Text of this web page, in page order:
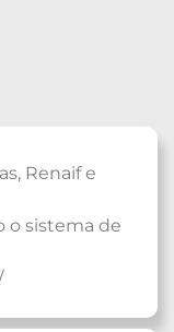
Renaif e
o sistema de